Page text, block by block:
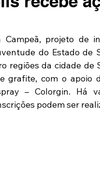
Campeã, projeto de
do Estado
regiões da cidade de
grafite, com o apoio
– Colorgin. Há
podem ser